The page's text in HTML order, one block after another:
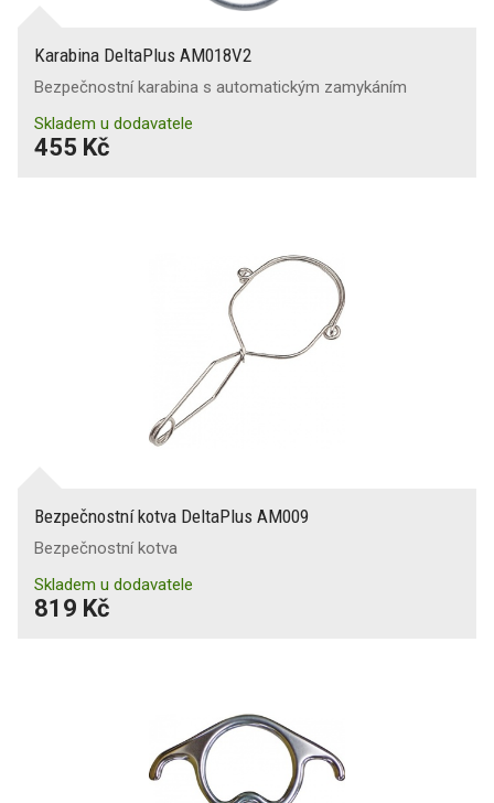
Karabina DeltaPlus AM018V2
Bezpečnostní karabina s automatickým zamykáním
Skladem u dodavatele
455 Kč
Bezpečnostní kotva DeltaPlus AM009
Bezpečnostní kotva
Skladem u dodavatele
819 Kč